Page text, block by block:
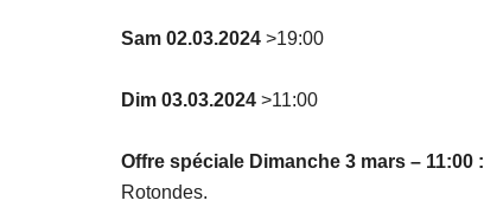
Sam 02.03.2024 >19:00
Dim 03.03.2024 >11:00
Offre spéciale Dimanche 3 mars – 11:00 :
Rotondes.